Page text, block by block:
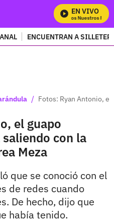
EN VIVO
Mira Todos Nuestros
ENCUENTRAN A
/ Fotos: Ryan Antonio,
el guapo
con la
Meza
que se conoció con el
de redes cuando
De hecho, dijo que
había tenido.